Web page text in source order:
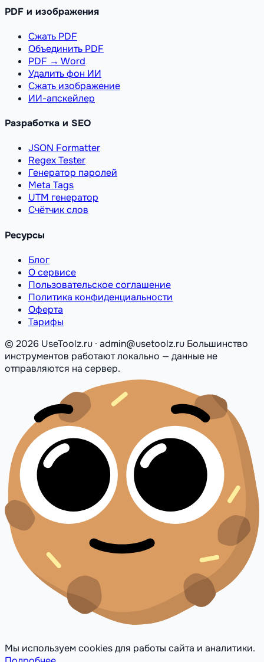
PDF и изображения
Сжать PDF
Объединить PDF
PDF → Word
Удалить фон ИИ
Сжать изображение
ИИ-апскейлер
Разработка и SEO
JSON Formatter
Regex Tester
Генератор паролей
Meta Tags
UTM генератор
Счётчик слов
Ресурсы
Блог
О сервисе
Пользовательское соглашение
Политика конфиденциальности
Оферта
Тарифы
© 2026 UseToolz.ru · admin@usetoolz.ru Большинство
инструментов работают локально — данные не
отправляются на сервер.
Мы используем cookies для работы сайта и аналитики.